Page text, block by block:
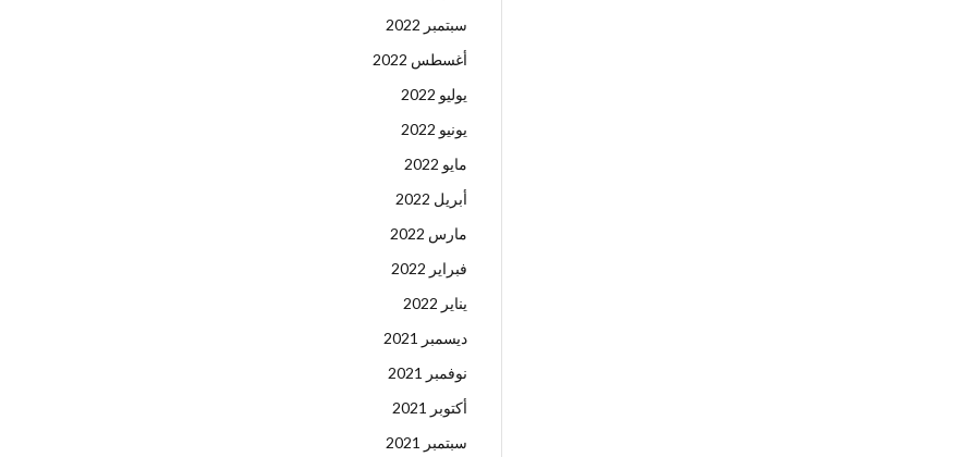
سبتمبر 2022
أغسطس 2022
يوليو 2022
يونيو 2022
مايو 2022
أبريل 2022
مارس 2022
فبراير 2022
يناير 2022
ديسمبر 2021
نوفمبر 2021
أكتوبر 2021
سبتمبر 2021